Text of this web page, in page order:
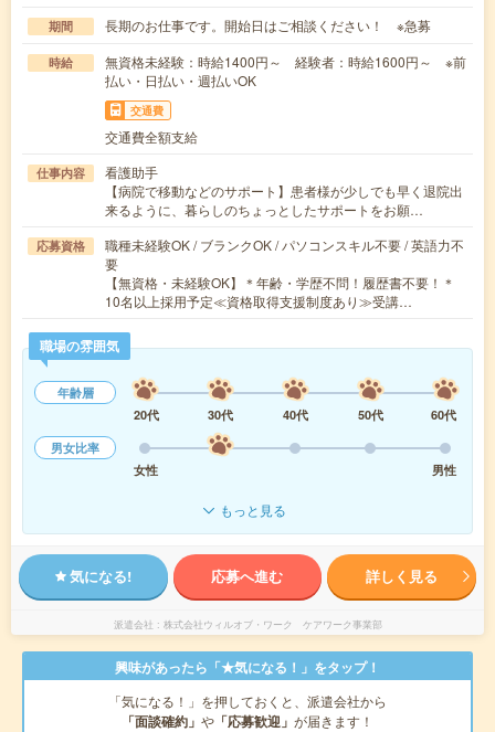
期間 長期のお仕事です。開始日はご相談ください！ ※急募
時給
無資格未経験：時給1400円～ 経験者：時給1600円～ ※前
払い・日払い・週払いOK
交通費
交通費全額支給
仕事内容
看護助手
【病院で移動などのサポート】患者様が少しでも早く退院出
来るように、暮らしのちょっとしたサポートをお願…
応募資格
職種未経験OK / ブランクOK / パソコンスキル不要 / 英語力不
要
【無資格・未経験OK】＊年齢・学歴不問！履歴書不要！＊
10名以上採用予定≪資格取得支援制度あり≫受講…
職場の雰囲気
年齢層
20代
30代 40代 50代
60代
男女比率
女性
男性
もっと見る
気になる! 応募へ進む 詳しく見る
派遣会社 株式会社ウィルオブ・ワーク ケアワーク事業部
興味があったら「★気になる！」をタップ！
「気になる！」を押しておくと、派遣会社から
「面談確約」 や 「応募歓迎」 が届きます！